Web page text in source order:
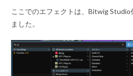
ここでのエフェクトは、Bitwig
ました。